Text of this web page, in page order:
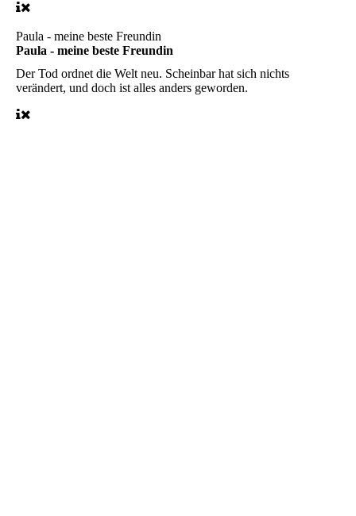
Paula - meine beste Freundin
Paula - meine beste Freundin
Der Tod ordnet die Welt neu. Scheinbar hat sich nichts
verändert, und doch ist alles anders geworden.